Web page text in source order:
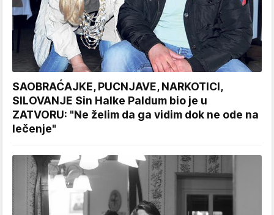
SAOBRAĆAJKE, PUCNJAVE, NARKOTICI,
SILOVANJE Sin Halke Paldum bio je u
ZATVORU: "Ne želim da ga vidim dok ne ode na
lečenje"